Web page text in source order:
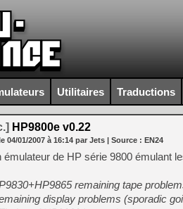
Utilitaires Traductions
HP9800e v0.22
04/01/2007 à 16:14 par Jets | Source : EN24
émulateur de HP série 9800
remaining tape
display problems (sporadic